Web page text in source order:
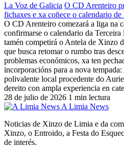
La Voz de Galicia O CD Arenteiro
fichaxes e xa coñece o calendario de
O CD Arenteiro comezará a liga na
confirmarse o calendario da
tamén competirá o Antela de Xinzo
que busca retomar o rumbo tras
problemas económicos, xa ten
incorporacións para a nova
polivalente local procedente do
dereito con ampla experiencia en
28 de julio de 2026 1 min lectura
A Limia News
Noticias de Xinzo de Limia e da
Xinzo, o Entroido, a Festa do
de interés.